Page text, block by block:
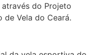
do Projeto
de Vela do Ceará.